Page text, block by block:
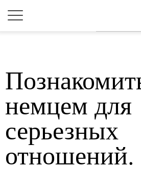
немцем для
серьезных
отношений.